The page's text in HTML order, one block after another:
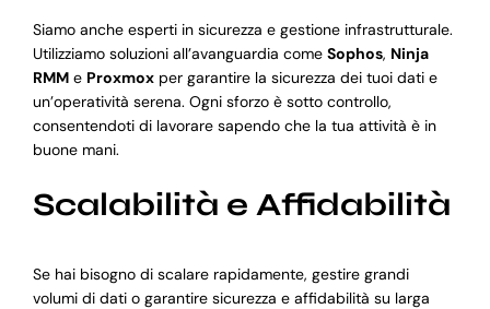
Siamo anche esperti in sicurezza e gestione infrastrutturale.
Utilizziamo soluzioni all’avanguardia come Sophos, Ninja
RMMe Proxmoxper garantire la sicurezza dei tuoi dati e
un’operatività serena. Ogni sforzo è sotto controllo,
consentendoti di lavorare sapendo che la tua attività è in
buone mani.
Scalabilità e Affidabilità
Se hai bisogno di scalare rapidamente, gestire grandi
volumi di dati o garantire sicurezza e affidabilità su larga